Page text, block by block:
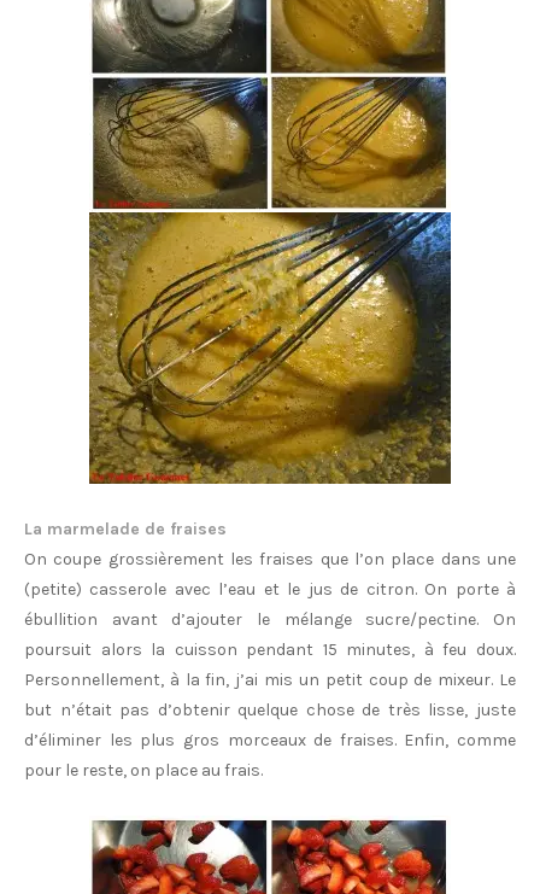
La marmelade de fraises
On coupe grossièrement les fraises que l’on place dans une
(petite) casserole avec l’eau et le jus de citron. On porte à
ébullition avant d’ajouter le mélange sucre/pectine. On
poursuit alors la cuisson pendant 15 minutes, à feu doux.
Personnellement, à la fin, j’ai mis un petit coup de mixeur. Le
but n’était pas d’obtenir quelque chose de très lisse, juste
d’éliminer les plus gros morceaux de fraises. Enfin, comme
pour le reste, on place au frais.